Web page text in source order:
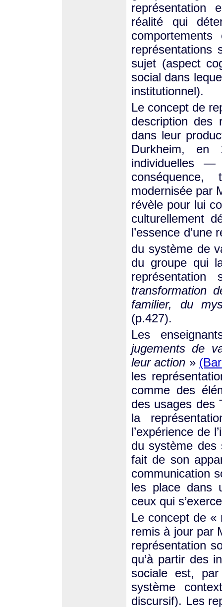
représentation
réalité qui
représentations
sujet (aspect
social dans
institutionnel).
Le concept de
description des
dans leur
Durkheim, en
individuelles
modernisée par
révèle pour lui
culturellement
l’essence
du système de
du groupe qui
transformation
familier, du
(p.427).
Les
jugements de
leur action »
les
comme des
des usages des
la
l’expérience de
du système des
fait de son
communication
les place dans
ceux qui
Le concept de «
remis à jour par
représentation
qu’à partir des
sociale est,
système
discursif). Les